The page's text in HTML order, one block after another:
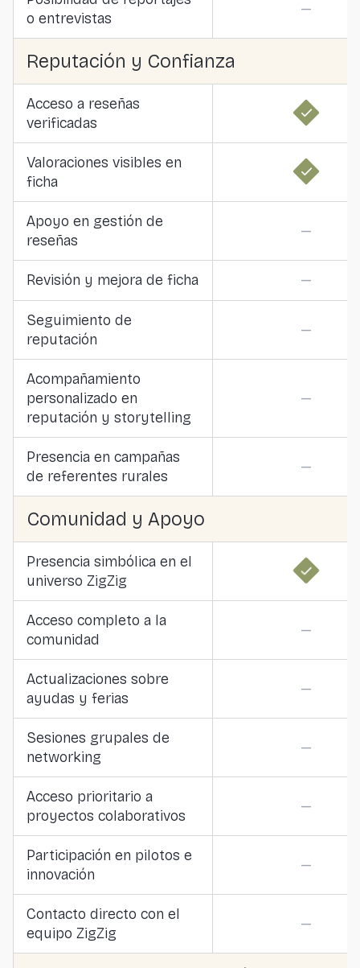
o entrevistas
—
Reputación y Confianza
Acceso a reseñas
verificadas
Valoraciones visibles en
ficha
Apoyo en gestión de
reseñas
—
Revisión y mejora de ficha —
Seguimiento de
reputación
—
Acompañamiento
personalizado en
reputación y storytelling
—
Presencia en campañas
de referentes rurales
—
Comunidad y Apoyo
Presencia simbólica en el
universo ZigZig
Acceso completo a la
comunidad
—
Actualizaciones sobre
ayudas y ferias
—
Sesiones grupales de
networking
—
Acceso prioritario a
proyectos colaborativos
—
Participación en pilotos e
innovación
—
Contacto directo con el
equipo ZigZig
—